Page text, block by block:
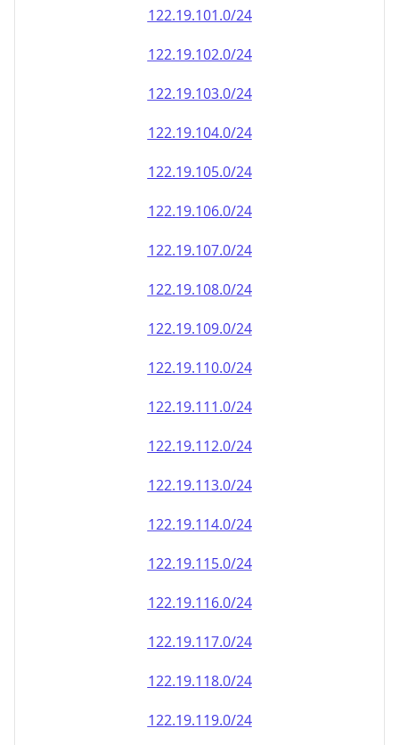
122.19.101.0/24
122.19.102.0/24
122.19.103.0/24
122.19.104.0/24
122.19.105.0/24
122.19.106.0/24
122.19.107.0/24
122.19.108.0/24
122.19.109.0/24
122.19.110.0/24
122.19.111.0/24
122.19.112.0/24
122.19.113.0/24
122.19.114.0/24
122.19.115.0/24
122.19.116.0/24
122.19.117.0/24
122.19.118.0/24
122.19.119.0/24